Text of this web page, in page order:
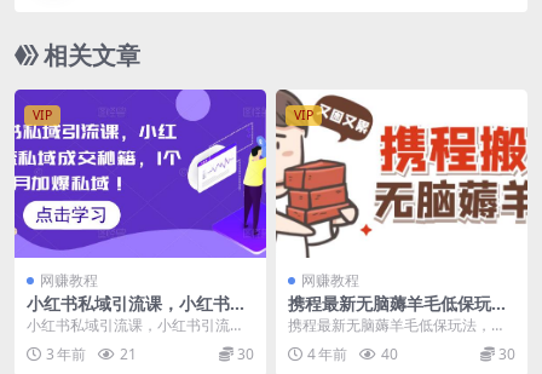
相关文章
VIP
网赚教程
小红书私域引流课，小红书引
流私域成交秘籍，1个月加爆
私域！
小红书私域引流课，小红书引流私
域成交秘籍，1个月加爆私域！ 课
程内容： 引流课：...
3 年前 21 30
VIP
网赚教程
携程最新无脑薅羊毛低保玩
法，后期稳定一天几十的收
益，可多号放大收益
携程最新无脑薅羊毛低保玩法，后
期稳定一天几十的收益，可多号放
大收益 自己原创的一...
4 年前 40 30